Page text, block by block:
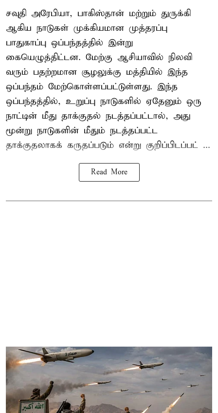
சவுதி அரேபியா, பாகிஸ்தான் மற்றும் துருக்கி
ஆகிய நாடுகள் முக்கியமான முத்தரப்பு
பாதுகாப்பு ஒப்பந்தத்தில் இன்று
கையெழுத்திட்டன. மேற்கு ஆசியாவில் நிலவி
வரும் பதற்றமான சூழலுக்கு மத்தியில் இந்த
ஒப்பந்தம் மேற்கொள்ளப்பட்டுள்ளது. இந்த
ஒப்பந்தத்தில், உறுப்பு நாடுகளில் ஏதேனும் ஒரு
நாட்டின் மீது தாக்குதல் நடத்தப்பட்டால், அது
மூன்று நாடுகளின் மீதும் நடத்தப்பட்ட
தாக்குதலாகக் கருதப்படும் என்று குறிப்பிடப்பட் ...
Read More